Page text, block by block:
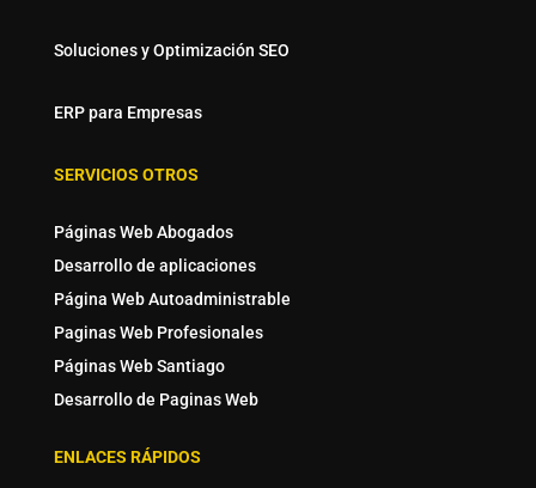
Soluciones y Optimización SEO
ERP para Empresas
SERVICIOS OTROS
Páginas Web Abogados
Desarrollo de aplicaciones
Página Web Autoadministrable
Paginas Web Profesionales
Páginas Web Santiago
Desarrollo de Paginas Web
ENLACES RÁPIDOS